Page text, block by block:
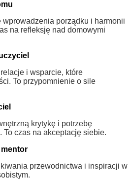
wprowadzenia porządku i harmonii
na refleksję nad domowymi
i wsparcie, które
To przypomnienie o sile
krytykę i potrzebę
To czas na akceptację siebie.
przewodnictwa i inspiracji w